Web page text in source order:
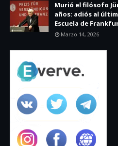
Murió el filósofo
años: adiós al
Escuela de
Marzo 14, 2026